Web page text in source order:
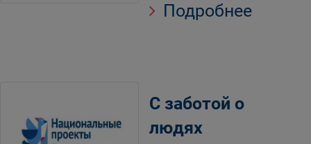
Подробнее
С заботой о
людях